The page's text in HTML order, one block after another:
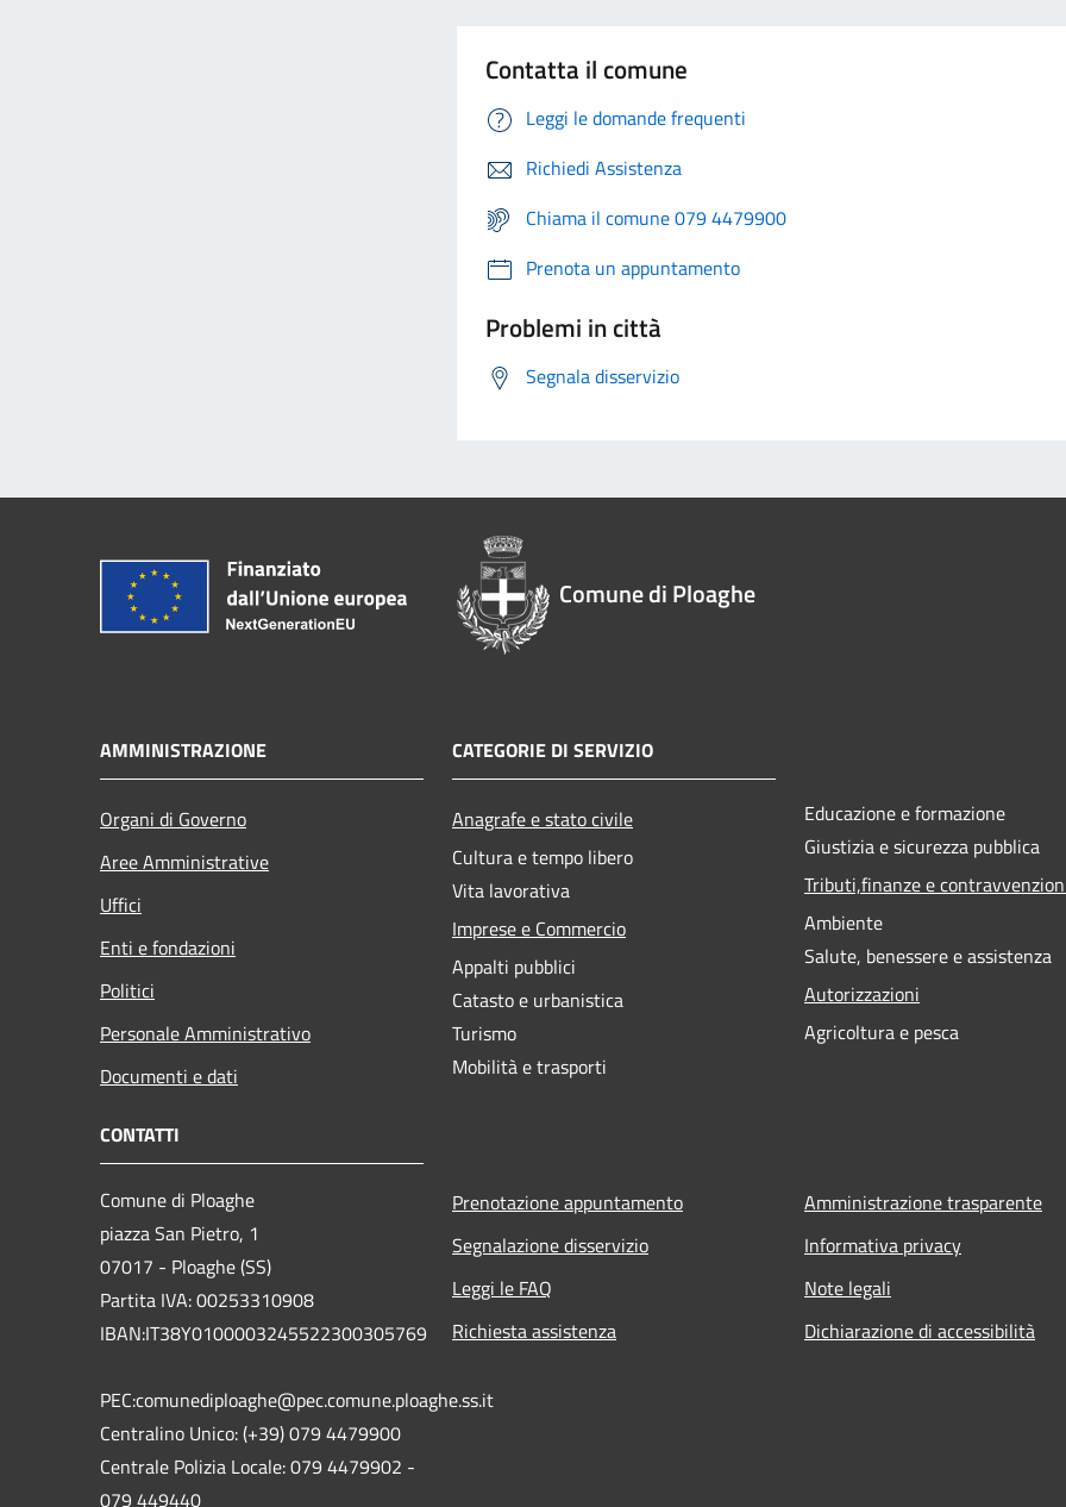
Contatta il comune
Leggi le domande frequenti
Richiedi Assistenza
Chiama il comune 079 4479900
Prenota un appuntamento
Problemi in città
Segnala disservizio
Comune di Ploaghe
AMMINISTRAZIONE
Organi di Governo
Aree Amministrative
Uffici
Enti e fondazioni
Politici
Personale Amministrativo
Documenti e dati
CATEGORIE DI SERVIZIO
Anagrafe e stato civile
Cultura e tempo libero
Vita lavorativa
Imprese e Commercio
Appalti pubblici
Catasto e urbanistica
Turismo
Mobilità e trasporti
Educazione e formazione
Giustizia e sicurezza pubblica
Tributi,finanze e
Ambiente
Salute, benessere e assistenza
Autorizzazioni
Agricoltura e pesca
CONTATTI
Comune di Ploaghe
piazza San Pietro, 1
07017 - Ploaghe (SS)
Partita IVA: 00253310908
IBAN:IT38Y0100003245522300305769
PEC:comunediploaghe@pec.comune.ploaghe.ss.it
Centralino Unico: (+39) 079 4479900
Centrale Polizia Locale: 079 4479902 -
079 449440
Prenotazione appuntamento
Segnalazione disservizio
Leggi le FAQ
Richiesta assistenza
Amministrazione trasparente
Informativa privacy
Note legali
Dichiarazione di accessibilità